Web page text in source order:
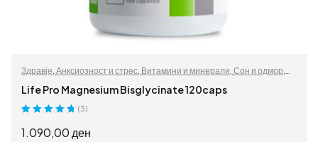
Здравје Анксиозност и стрес Витамини и минерали Сон и одмор
Спортски додатоци,Витамини и минерали
Life Pro Magnesium Bisglycinate 120caps
од 5
(3)
1.090,00 ден